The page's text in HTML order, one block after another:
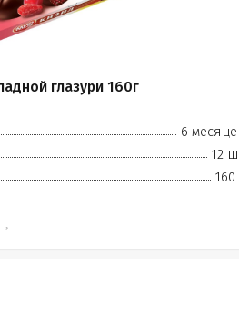
глазури 160г
6
12
160